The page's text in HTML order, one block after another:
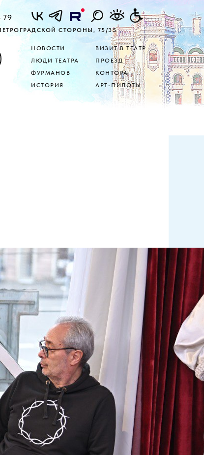
79
СТОРОНЫ, 75/35
АРТ-ПИЛОТЫ
КОНТОРА
ПРОЕЗД
ВИЗИТ В ТЕАТР
НОВОСТИ
ИСТОРИЯ
ФУРМАНОВ
ЛЮДИ ТЕАТРА